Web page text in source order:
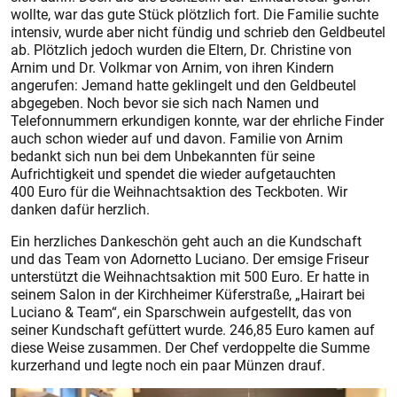
wollte, war das gute Stück plötzlich fort. Die Familie suchte
intensiv, wurde aber nicht fündig und schrieb den Geldbeutel
ab. Plötzlich jedoch wurden die Eltern, Dr. Christine von
Arnim und Dr. Volkmar von Arnim, von ihren Kindern
angerufen: Jemand hatte geklingelt und den Geldbeutel
abgegeben. Noch bevor sie sich nach Namen und
Telefonnummern erkundigen konnte, war der ehrliche Finder
auch schon wieder auf und davon. Familie von Arnim
bedankt sich nun bei dem Unbekannten für seine
Aufrichtigkeit und spendet die wieder aufgetauchten
400 Euro für die Weihnachtsaktion des Teckboten. Wir
danken dafür herzlich.
Ein herzliches Dankeschön geht auch an die Kundschaft
und das Team von Adornetto Luciano. Der emsige Friseur
unterstützt die Weihnachtsaktion mit 500 Euro. Er hatte in
seinem Salon in der Kirchheimer Küferstraße, „Hairart bei
Luciano & Team“, ein Sparschwein aufgestellt, das von
seiner Kundschaft gefüttert wurde. 246,85 Euro kamen auf
diese Weise zusammen. Der Chef verdoppelte die Summe
kurzerhand und legte noch ein paar Münzen drauf.